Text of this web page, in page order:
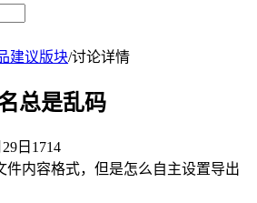
建议版块/讨论详情
总是乱码
日 1714
件内容格式，但是怎么自主设置导出